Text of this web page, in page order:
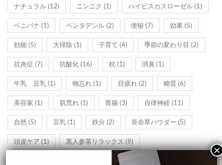
ナチュラル (12) ニンニク (1) ハイビスカスローゼル (1)
ベニバナ (1) ペンタデシル (2) 便秘 (7) 効果 (5)
効能 (5) 大掃除 (1) 子育て (4) 季節の変わり目 (2)
抗炎症 (7) 抗酸化 (16) 枕 (1) 消臭 (1)
牛乳 豆乳 (1) 物忘れ (1) 目疲れ (2) 糖質 (6)
美容家 (1) 肌荒れ (1) 胃腸 (3) 自律神経 (11)
自然 (5) 豆乳 (1) 鉄分 (2) 長命草パウダー (5)
頭皮ケア(1) 黒人参茶リラックス(9)